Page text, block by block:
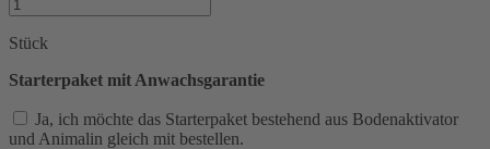
Stück
Starterpaket mit Anwachsgarantie
Ja, ich möchte das Starterpaket bestehend aus Bodenaktivator
und Animalin gleich mit bestellen.